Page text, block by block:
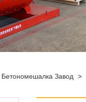
Бетономешалка Завод >